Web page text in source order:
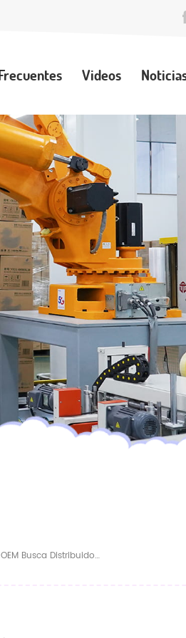
Videos
Fábrica China De Pañales OEM Busca Distribuidores Globales